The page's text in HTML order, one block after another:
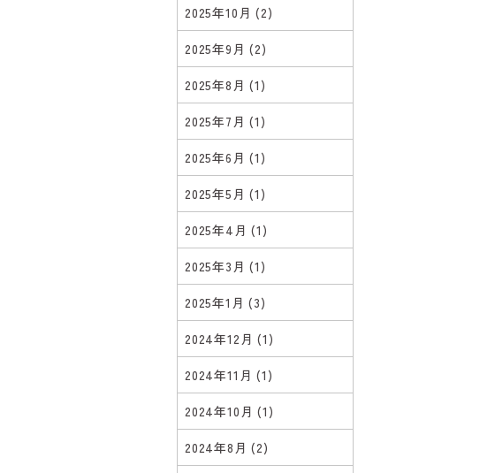
2025年10月(2)
2025年9月(2)
2025年8月(1)
2025年7月(1)
2025年6月(1)
2025年5月(1)
2025年4月(1)
2025年3月(1)
2025年1月(3)
2024年12月(1)
2024年11月(1)
2024年10月(1)
2024年8月(2)